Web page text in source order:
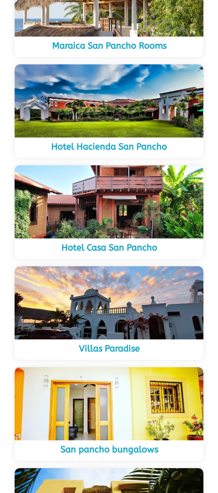
Maraica San Pancho Rooms
Hotel Hacienda San Pancho
Hotel Casa San Pancho
Villas Paradise
San pancho bungalows